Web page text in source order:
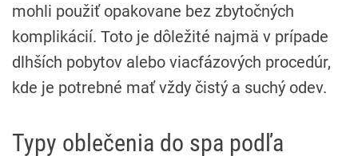
mohli použiť opakovane bez zbytočných
komplikácií. Toto je dôležité najmä v prípade
dlhších pobytov alebo viacfázových procedúr,
kde je potrebné mať vždy čistý a suchý odev.
Typy oblečenia do spa podľa